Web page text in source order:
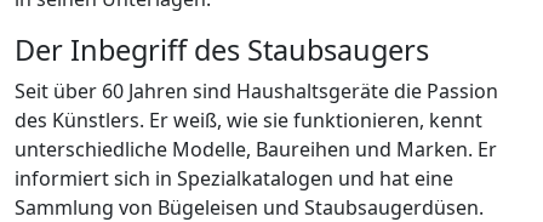
Der Inbegriff des Staubsaugers
Seit über 60 Jahren sind Haushaltsgeräte die Passion
des Künstlers. Er weiß, wie sie funktionieren, kennt
unterschiedliche Modelle, Baureihen und Marken. Er
informiert sich in Spezialkatalogen und hat eine
Sammlung von Bügeleisen und Staubsaugerdüsen.